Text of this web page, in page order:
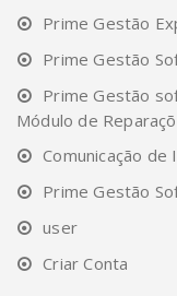
Prime Gestão
Prime Gestão
Prime Gestão
Módulo de
Comunicação
Prime Gestão
user
Criar Conta